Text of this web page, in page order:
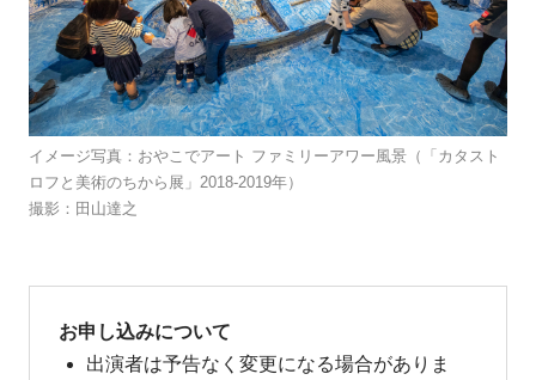
イメージ写真：おやこでアート ファミリーアワー風景（「カタスト
ロフと美術のちから展」2018-2019年）
撮影：田山達之
お申し込みについて
出演者は予告なく変更になる場合がありま